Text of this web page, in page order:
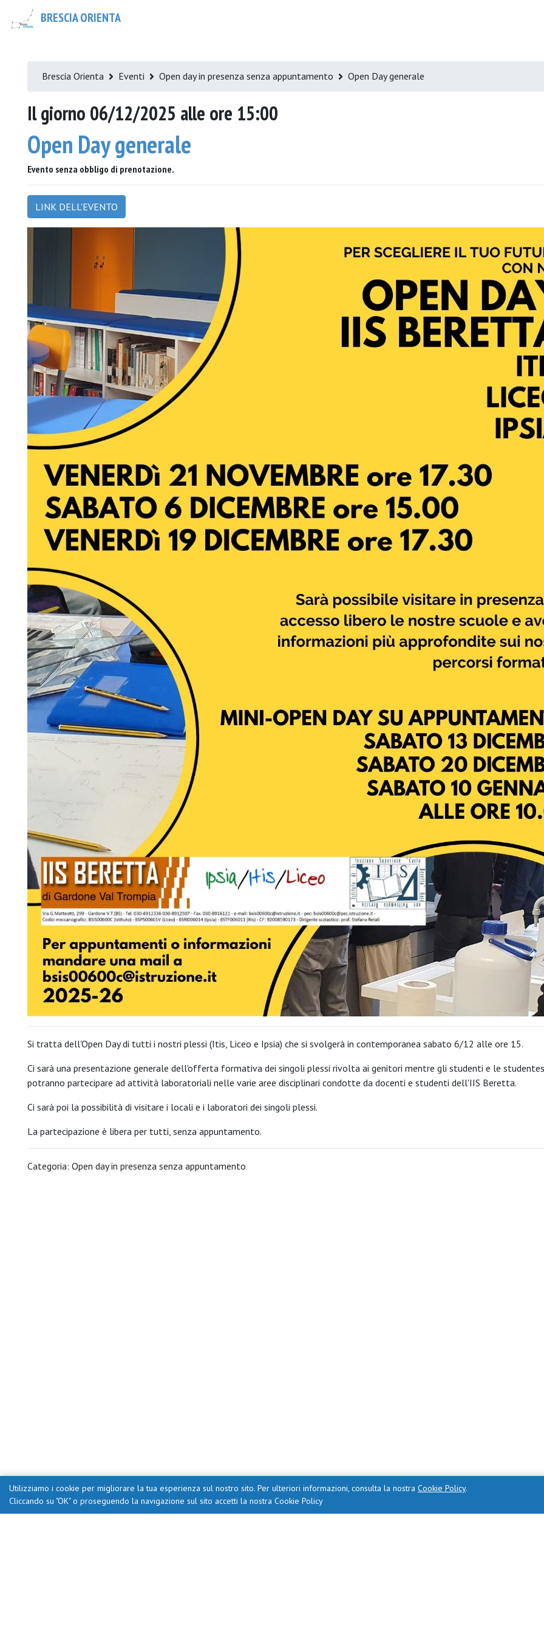
BRESCIA ORIENTA
Brescia Orienta Eventi Open day in presenza senza appuntamento Open Day generale
Il giorno 06/12/2025 alle ore 15:00
Open Day generale
Evento senza obbligo di prenotazione.
LINK DELL'EVENTO
Si tratta dell'Open Day di tutti i nostri plessi (Itis, Liceo e Ipsia) che si svolgerà in contemporanea sabato 6/12 alle ore 15.
Ci sarà una presentazione generale dell'offerta formativa dei singoli plessi rivolta ai genitori mentre gli studenti e le
potranno partecipare ad attività laboratoriali nelle varie aree disciplinari condotte da docenti e studenti dell'IIS Beretta.
Ci sarà poi la possibilità di visitare i locali e i laboratori dei singoli plessi.
La partecipazione è libera per tutti, senza appuntamento.
Categoria: Open day in presenza senza appuntamento
Portale creato da Ufficio Scolastico Regionale per la Lombardia Ufficio IV Ambito
Utilizziamo i cookie per migliorare la tua esperienza sul nostro sito. Per ulteriori informazioni, consulta la nostra Cookie Policy.
Cliccando su "OK" o proseguendo la navigazione sul sito accetti la nostra Cookie Policy